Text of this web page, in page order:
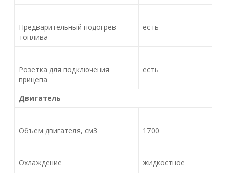
Предварительный подогрев
топлива
есть
Розетка для подключения
прицепа
есть
Двигатель
Объем двигателя, см3 1700
Охлаждение жидкостное